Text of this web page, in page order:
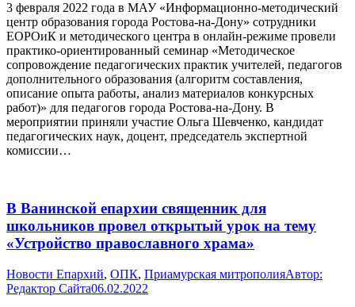
3 февраля 2022 года в МАУ «Информационно-методический
центр образования города Ростова-на-Дону» сотрудники
ЕОРОиК и методического центра в онлайн-режиме провели
практико-ориентированный семинар «Методическое
сопровождение педагогических практик учителей, педагогов
дополнительного образования (алгоритм составления,
описание опыта работы, анализ материалов конкурсных
работ)» для педагогов города Ростова-на-Дону. В
мероприятии приняли участие Ольга Шевченко, кандидат
педагогических наук, доцент, председатель экспертной
комиссии…
В Ванинской епархии священник для
школьников провел открытый урок на тему
«Устройство православного храма»
Новости Епархий, ОПК, Приамурская митрополияАвтор:
Редактор Сайта06.02.2022